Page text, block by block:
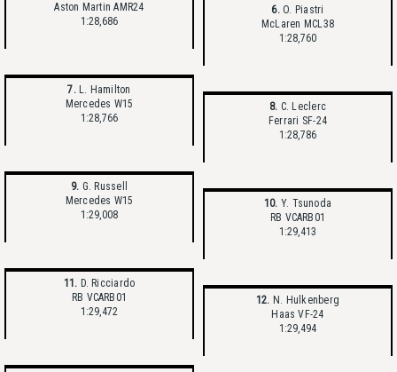
Aston Martin AMR24
1:28,686
6.O. Piastri
McLaren MCL38
1:28,760
7.L. Hamilton
Mercedes W15
1:28,766
8. C. Leclerc
Ferrari SF-24
1:28,786
9. G. Russell
Mercedes W15
1:29,008
10. Y. Tsunoda
RB VCARB01
1:29,413
11. D. Ricciardo
RB VCARB01
1:29,472
12. N. Hulkenberg
Haas VF-24
1:29,494